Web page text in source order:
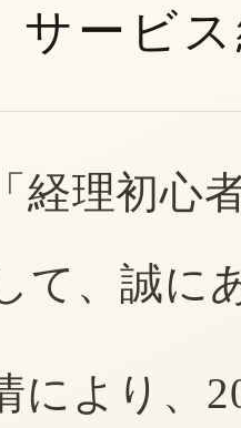
サービ
経理初心
て、誠に
により、